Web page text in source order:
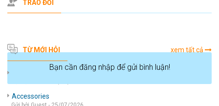
TRAO ĐỔI
Bạn cần đăng nhập để gửi bình luận!
TỪ MỚI HỎI xem tất cả
Accessories